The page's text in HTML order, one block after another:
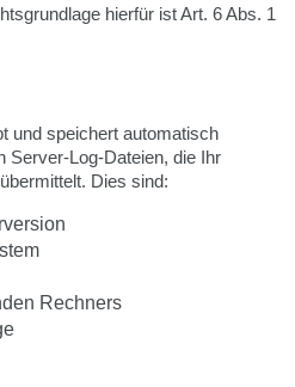
hierfür ist Art. 6 Abs. 1
und speichert automatisch
Server-Log-Dateien, die Ihr
Dies sind:
Rechners